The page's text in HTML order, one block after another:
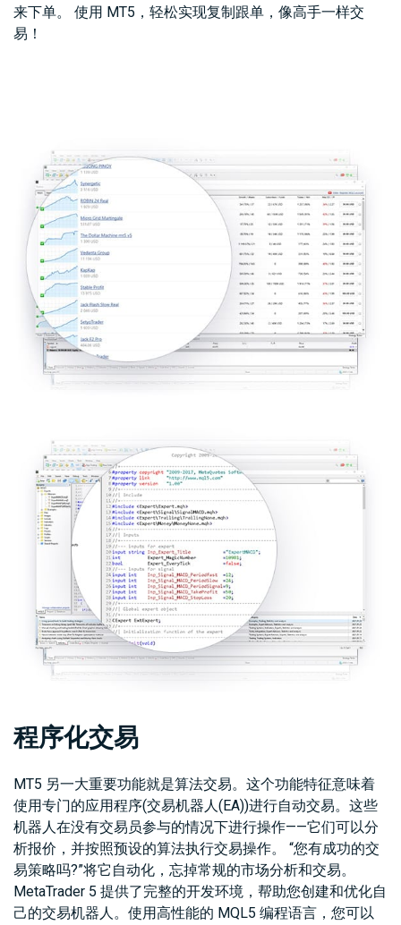
来下单。 使用 MT5，轻松实现复制跟单，像高手一样交
易！
程序化交易
MT5 另一大重要功能就是算法交易。这个功能特征意味着
使用专门的应用程序(交易机器人(EA))进行自动交易。这些
机器人在没有交易员参与的情况下进行操作——它们可以分
析报价，并按照预设的算法执行交易操作。 “您有成功的交
易策略吗?”将它自动化，忘掉常规的市场分析和交易。
MetaTrader 5 提供了完整的开发环境，帮助您创建和优化自
己的交易机器人。使用高性能的 MQL5 编程语言，您可以